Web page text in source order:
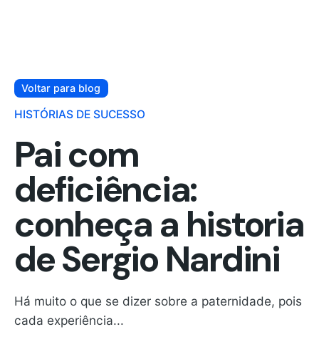
Voltar para blog
HISTÓRIAS DE SUCESSO
Pai com
deficiência:
conheça a historia
de Sergio Nardini
Há muito o que se dizer sobre a paternidade, pois
cada experiência...